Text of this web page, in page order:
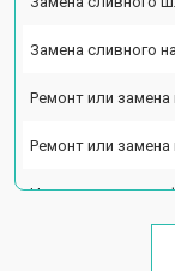
Замена сливного
Ремонт или замена
Ремонт или замена
Чистка заливного